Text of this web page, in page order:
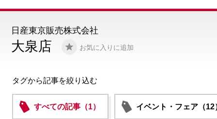
大泉店 お気に入りに追加
日産東京販売株式会社
タグから記事を絞り込む
すべての記事（1） イベント・フェア（12